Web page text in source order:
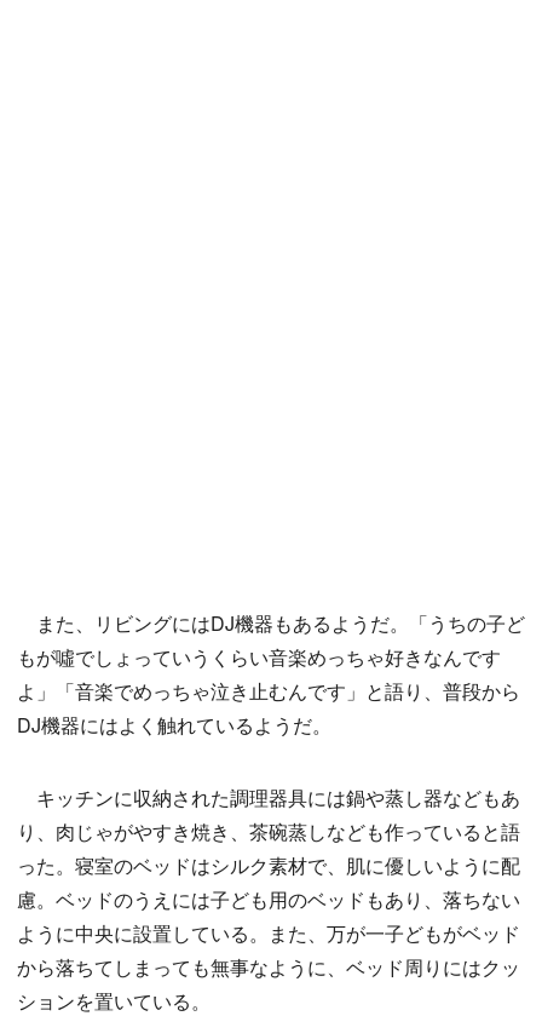
また、リビングにはDJ機器もあるようだ。「うちの子ど
もが噓でしょっていうくらい音楽めっちゃ好きなんです
よ」「音楽でめっちゃ泣き止むんです」と語り、普段から
DJ機器にはよく触れているようだ。
キッチンに収納された調理器具には鍋や蒸し器などもあ
り、肉じゃがやすき焼き、茶碗蒸しなども作っていると語
った。寝室のベッドはシルク素材で、肌に優しいように配
慮。ベッドのうえには子ども用のベッドもあり、落ちない
ように中央に設置している。また、万が一子どもがベッド
から落ちてしまっても無事なように、ベッド周りにはクッ
ションを置いている。